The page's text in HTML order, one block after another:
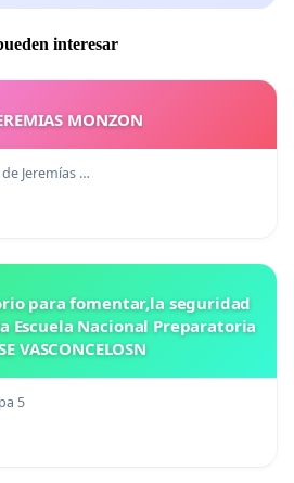
interesar
MONZON
Jeremías …
para fomentar,la seguridad
Escuela Nacional Preparatoria
VASCONCELOSN
5